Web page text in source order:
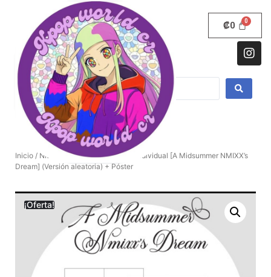
₡0
Inicio / NMIXX
/ NMIXX – 3er álbum individual [A Midsummer NMIXX’s
Dream] (Versión aleatoria) + Póster
¡Oferta!